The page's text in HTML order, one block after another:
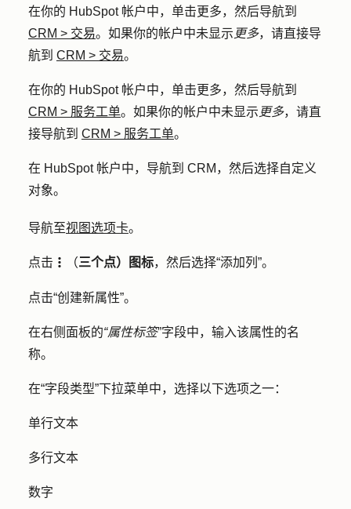
在你的 HubSpot 帐户中，单击更多，然后导航到
CRM > 交易。如果你的帐户中未显示 更多，请直接导
航到 CRM > 交易。
在你的 HubSpot 帐户中，单击更多，然后导航到
CRM > 服务工单。如果你的帐户中未显示 更多，请直
接导航到 CRM > 服务工单。
在 HubSpot 帐户中，导航到 CRM ，然后选择自定义
对象。
导航至视图选项卡。
点击 verticalMenu （三个点）图标，然后选择“添加列 ”。
点击“创建新属性”。
在右侧面板的“属性标签”字段中，输入该属性的名
称。
在“字段类型”下拉菜单中，选择以下选项之一：
单行文本
多行文本
数字